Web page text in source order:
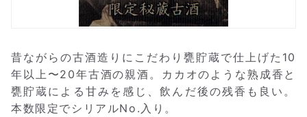
昔ながらの古酒造りにこだわり甕貯蔵で仕上げた10
年以上〜20年古酒の親酒。カカオのような熟成香と
甕貯蔵による甘みを感じ、飲んだ後の残香も良い。
本数限定でシリアルNo.入り。